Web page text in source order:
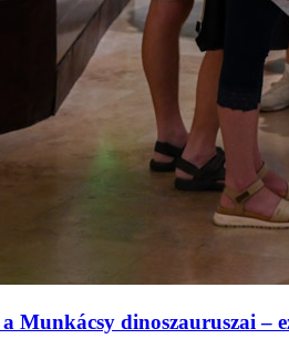
Munkácsy dinoszauruszai